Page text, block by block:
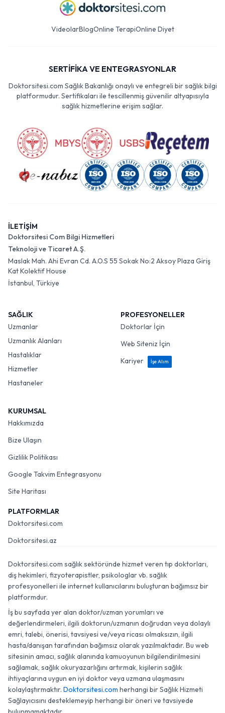
VideolarBlogOnline TerapiOnline Diyet
SERTİFİKA VE ENTEGRASYONLAR
Doktorsitesi.com Sağlık Bakanlığı onaylı ve entegreli bir sağlık bilgi
platformudur. Sertifikaları ile tescillenmiş güvenilir altyapısıyla
sağlık hizmetlerine erişim sağlar.
İLETİŞİM
Doktorsitesi Com Bilgi Hizmetleri
Teknoloji ve Ticaret A.Ş.
Maslak Mah. Ahi Evran Cd. A.O.S 55 Sokak No:2 Aksoy Plaza Giriş
Kat Kolektif House
İstanbul, Türkiye
SAĞLIK
Uzmanlar
Uzmanlık Alanları
Hastalıklar
Hizmetler
Hastaneler
PROFESYONELLER
Doktorlar İçin
Web Siteniz İçin
Kariyer
İşe Alım
KURUMSAL
Hakkımızda
Bize Ulaşın
Gizlilik Politikası
Google Takvim Entegrasyonu
Site Haritası
PLATFORMLAR
Doktorsitesi.com
Doktorsitesi.az
Doktorsitesi.com sağlık sektöründe hizmet veren tıp doktorları,
diş hekimleri, fizyoterapistler, psikologlar vb. sağlık
profesyonelleri ile internet kullanıcılarını buluşturan bağımsız bir
platformdur.
İş bu sayfada yer alan doktor/uzman yorumları ve
değerlendirmeleri, ilgili doktorun/uzmanın doğrudan veya dolaylı
emri, talebi, önerisi, tavsiyesi ve/veya ricası olmaksızın, ilgili
hasta/danışan tarafından bağımsız olarak yazılmaktadır. Bu web
sitesinin amacı, sağlık alanında kamuoyunun bilgilendirilmesini
sağlamak, sağlık okuryazarlığını artırmak, kişilerin sağlık
ihtiyaçlarına uygun en iyi doktor veya uzmana ulaşmasını
kolaylaştırmaktır. Doktorsitesi.com herhangi bir Sağlık Hizmeti
Sağlayıcısını desteklemeyip herhangi bir öneri ve tavsiyede